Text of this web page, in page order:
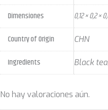
Dimensiones
0,12 × 0,2 ×
Country of Origin
CHN
Ingredients Black
No hay valoraciones aún.